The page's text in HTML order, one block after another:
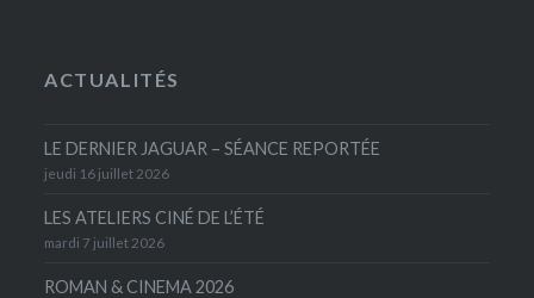
ACTUALITÉS
LE DERNIER JAGUAR – SÉANCE REPORTÉE
jeudi 16 juillet 2026
LES ATELIERS CINÉ DE L’ÉTÉ
mardi 7 juillet 2026
ROMAN & CINEMA 2026